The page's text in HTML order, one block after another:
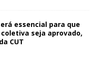
essencial para que
seja aprovado,
CUT